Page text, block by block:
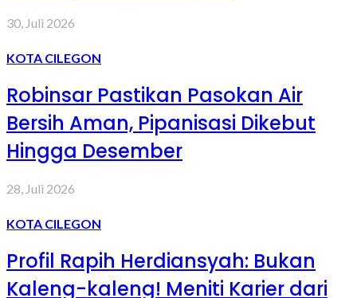
30, Juli 2026
KOTA CILEGON
Robinsar Pastikan Pasokan Air
Bersih Aman, Pipanisasi Dikebut
Hingga Desember
28, Juli 2026
KOTA CILEGON
Profil Rapih Herdiansyah: Bukan
Kaleng-kaleng! Meniti Karier dari